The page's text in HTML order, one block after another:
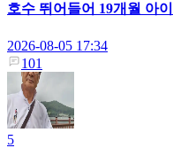
호수 뛰어들어 19개월 아
2026-08-05 17:34
101
5